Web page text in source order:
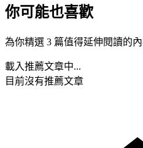
你可能也喜歡
為你精選 3 篇值得延伸閱讀的
載入推薦文章中...
目前沒有推薦文章